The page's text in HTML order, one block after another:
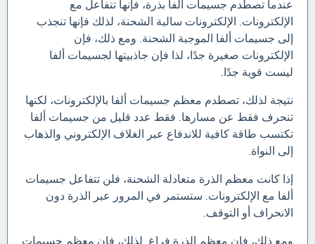
عندما تصطدم جسيمات ألفا بذرة، فإنها تتفاعل مع
الإلكترونات. الإلكترونات سالبة الشحنة، لذلك فإنها تنجذب
إلى جسيمات ألفا الموجبة الشحنة. ومع ذلك، فإن
الإلكترونات صغيرة جدًا، لذا فإن جاذبيتها لجسيمات ألفا
ليست قوية جدًا.
نتيجة لذلك، تصطدم معظم جسيمات ألفا بالإلكترونات، لكنها
تنحرف فقط عن مسارها. فقط عدد قليل من جسيمات ألفا
تكتسب طاقة كافية للاندفاع عبر الغلاف الإلكتروني والذهاب
إلى النواة.
إذا كانت معظم الذرة متعادلة الشحنة، فلن تتفاعل جسيمات
ألفا مع الإلكترونات. ستستمر في المرور عبر الذرة دون
الانحراف أو التوقف.
ومع ذلك، فإن معظم الذرة فراغ. لذلك، فإن معظم جسيمات